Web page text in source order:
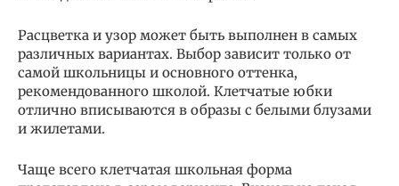
Расцветка и узор может быть выполнен в самых
различных вариантах. Выбор зависит только от
самой школьницы и основного оттенка,
рекомендованного школой. Клетчатые юбки
отлично вписываются в образы с белыми блузами
и жилетами.
Чаще всего клетчатая школьная форма